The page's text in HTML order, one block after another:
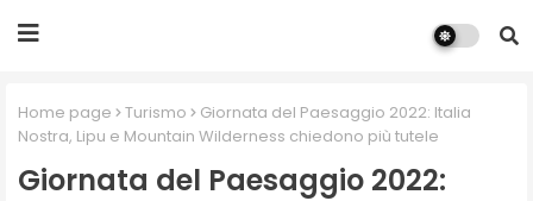
Home page Turismo
Giornata del Paesaggio 2022: Italia
Nostra, Lipu e Mountain Wilderness chiedono più tutele
Giornata del Paesaggio 2022: